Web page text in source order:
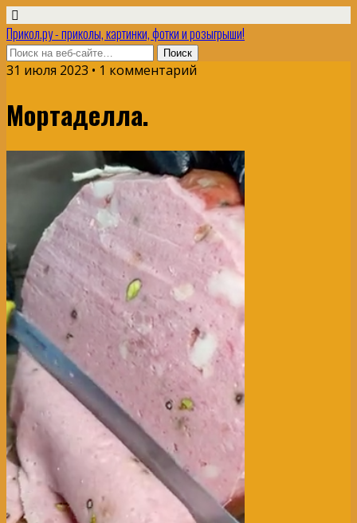
Прикол.ру - приколы, картинки, фотки и розыгрыши!
31 июля 2023 • 1 комментарий
Мортаделла.